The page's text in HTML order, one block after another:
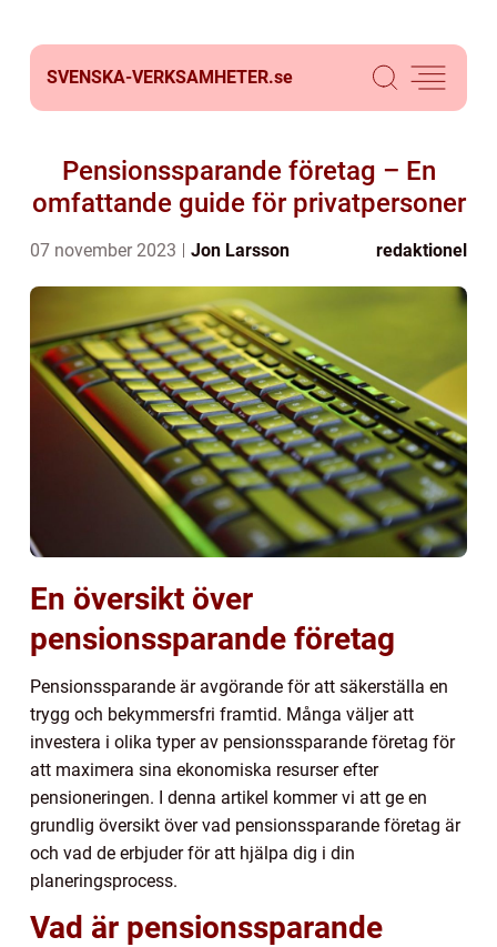
SVENSKA-VERKSAMHETER.se
Pensionssparande företag – En
omfattande guide för privatpersoner
07 november 2023 Jon Larsson redaktionel
En översikt över
pensionssparande företag
Pensionssparande är avgörande för att säkerställa en
trygg och bekymmersfri framtid. Många väljer att
investera i olika typer av pensionssparande företag för
att maximera sina ekonomiska resurser efter
pensioneringen. I denna artikel kommer vi att ge en
grundlig översikt över vad pensionssparande företag är
och vad de erbjuder för att hjälpa dig i din
planeringsprocess.
Vad är pensionssparande